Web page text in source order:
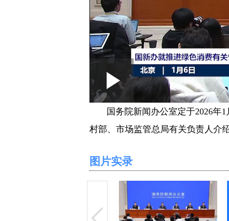
Play
Video
Play 0:00
国务院新闻办公室定于2026年
村部、市场监管总局有关负责人介
图片实录